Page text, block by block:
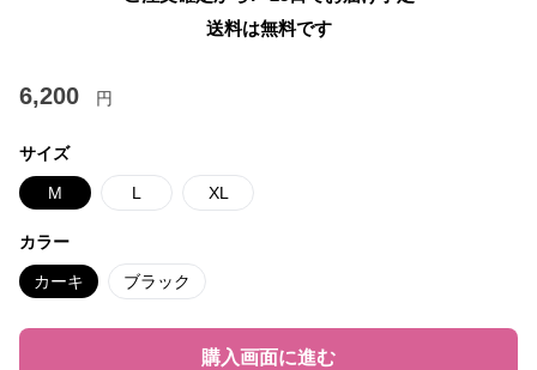
送料は無料です
6,200 円
サイズ
M L XL
カラー
カーキ ブラック
購入画面に進む